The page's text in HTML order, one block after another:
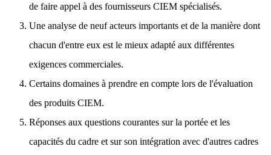
de faire appel à des fournisseurs CIEM spécialisés.
Une analyse de neuf acteurs importants et de la manière dont
chacun d'entre eux est le mieux adapté aux différentes
exigences commerciales.
Certains domaines à prendre en compte lors de l'évaluation
des produits CIEM.
Réponses aux questions courantes sur la portée et les
capacités du cadre et sur son intégration avec d'autres cadres